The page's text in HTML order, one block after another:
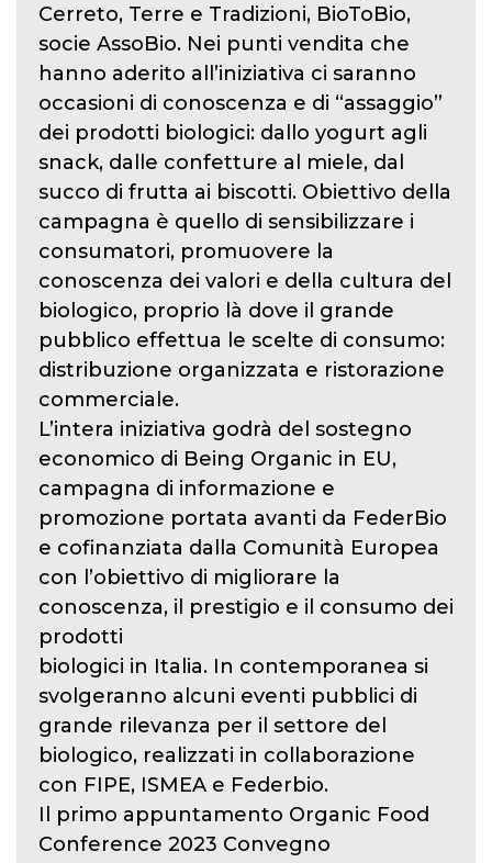
Cerreto, Terre e Tradizioni, BioToBio,
socie AssoBio. Nei punti vendita che
hanno aderito all’iniziativa ci saranno
occasioni di conoscenza e di “assaggio”
dei prodotti biologici: dallo yogurt agli
snack, dalle confetture al miele, dal
succo di frutta ai biscotti. Obiettivo della
campagna è quello di sensibilizzare i
consumatori, promuovere la
conoscenza dei valori e della cultura del
biologico, proprio là dove il grande
pubblico effettua le scelte di consumo:
distribuzione organizzata e ristorazione
commerciale.
L’intera iniziativa godrà del sostegno
economico di Being Organic in EU,
campagna di informazione e
promozione portata avanti da FederBio
e cofinanziata dalla Comunità Europea
con l’obiettivo di migliorare la
conoscenza, il prestigio e il consumo dei
prodotti
biologici in Italia. In contemporanea si
svolgeranno alcuni eventi pubblici di
grande rilevanza per il settore del
biologico, realizzati in collaborazione
con FIPE, ISMEA e Federbio.
Il primo appuntamento Organic Food
Conference 2023 Convegno